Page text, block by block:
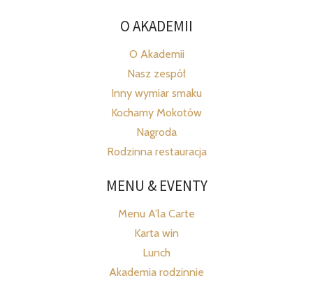
O AKADEMII
O Akademii
Nasz zespół
Inny wymiar smaku
Kochamy Mokotów
Nagroda
Rodzinna restauracja
MENU & EVENTY
Menu A’la Carte
Karta win
Lunch
Akademia rodzinnie